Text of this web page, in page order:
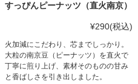
すっぴんピーナッツ（直火南京）
¥290(税込)
火加減にこだわり、芯までしっかり。
大粒の南京豆（ピーナッツ）を直火で
丁寧に煎り上げ、素材そのものの甘み
と香ばしさを引き出しました。